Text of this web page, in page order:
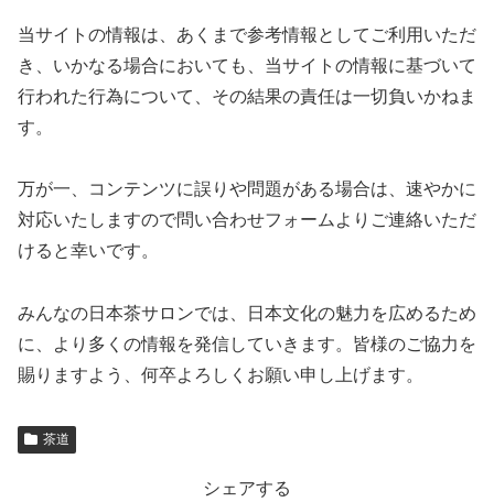
当サイトの情報は、あくまで参考情報としてご利用いただ
き、いかなる場合においても、当サイトの情報に基づいて
行われた行為について、その結果の責任は一切負いかねま
す。
万が一、コンテンツに誤りや問題がある場合は、速やかに
対応いたしますので問い合わせフォームよりご連絡いただ
けると幸いです。
みんなの日本茶サロンでは、日本文化の魅力を広めるため
に、より多くの情報を発信していきます。皆様のご協力を
賜りますよう、何卒よろしくお願い申し上げます。
茶道
シェアする